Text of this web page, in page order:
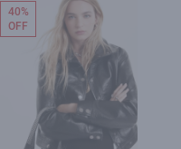
40%
OFF